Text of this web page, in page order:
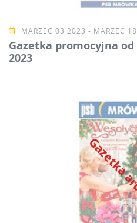
MARZEC 03 2023 - MARZEC
Gazetka promocyjna od
2023